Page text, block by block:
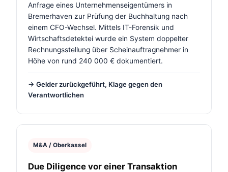
Anfrage eines Unternehmenseigentümers in
Bremerhaven zur Prüfung der Buchhaltung nach
einem CFO-Wechsel. Mittels IT-Forensik und
Wirtschaftsdetektei wurde ein System doppelter
Rechnungsstellung über Scheinauftragnehmer in
Höhe von rund 240 000 € dokumentiert.
→ Gelder zurückgeführt, Klage gegen den
Verantwortlichen
M&A / Oberkassel
Due Diligence vor einer Transaktion